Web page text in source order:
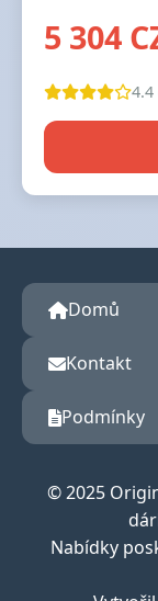
5 304
4.4
Domů
Kontakt
Podmínky
© 2025
Nabídky